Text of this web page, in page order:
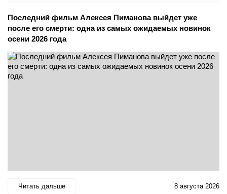
Последний фильм Алексея Пиманова выйдет уже
после его смерти: одна из самых ожидаемых новинок
осени 2026 года
Читать дальше 8 августа 2026